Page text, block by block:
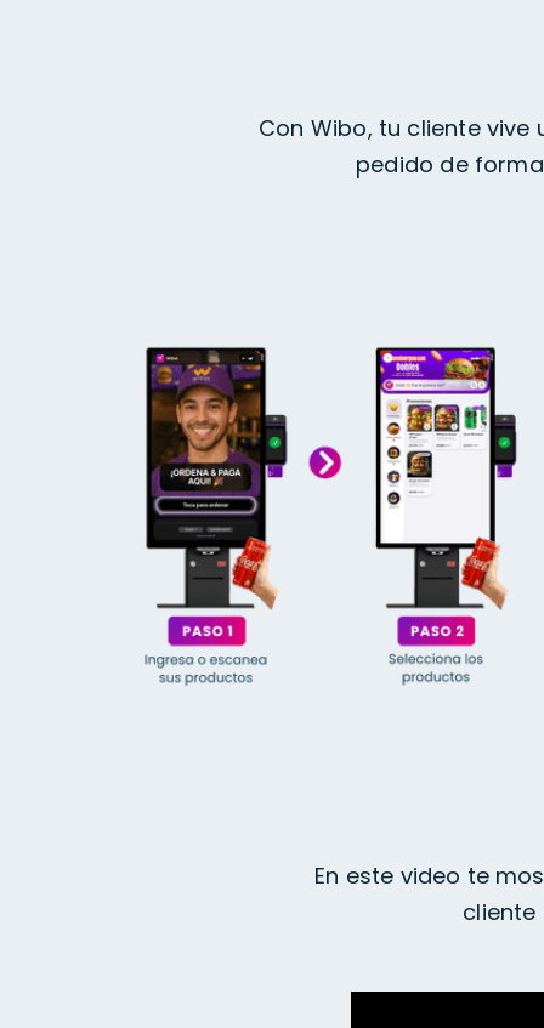
Con Wibo, tu cliente vive
pedido de
En este video te
cliente